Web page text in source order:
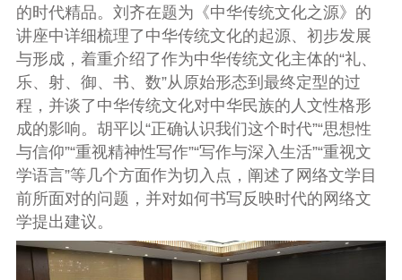
的时代精品。刘齐在题为《中华传统文化之源》的
讲座中详细梳理了中华传统文化的起源、初步发展
与形成，着重介绍了作为中华传统文化主体的“礼、
乐、射、御、书、数”从原始形态到最终定型的过
程，并谈了中华传统文化对中华民族的人文性格形
成的影响。胡平以“正确认识我们这个时代”“思想性
与信仰”“重视精神性写作”“写作与深入生活”“重视文
学语言”等几个方面作为切入点，阐述了网络文学目
前所面对的问题，并对如何书写反映时代的网络文
学提出建议。